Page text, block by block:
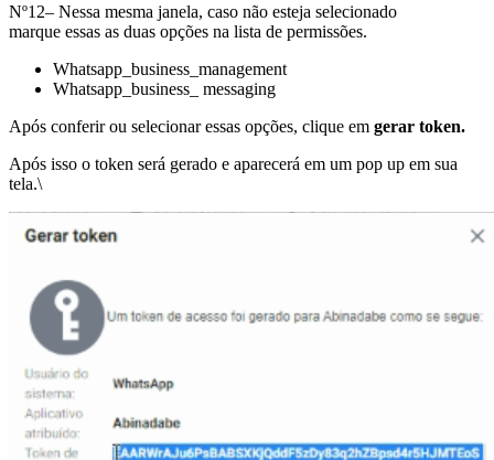
Nº12– Nessa mesma janela, caso não esteja selecionado
marque essas as duas opções na lista de permissões.
Whatsapp_business_management
Whatsapp_business_ messaging
Após conferir ou selecionar essas opções, clique em gerar token.
Após isso o token será gerado e aparecerá em um pop up em sua
tela.\